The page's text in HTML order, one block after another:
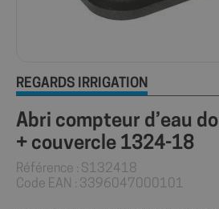
REGARDS IRRIGATION
Abri compteur d’eau
+ couvercle 1324-18
Référence : S132418
Code EAN : 3396047000101